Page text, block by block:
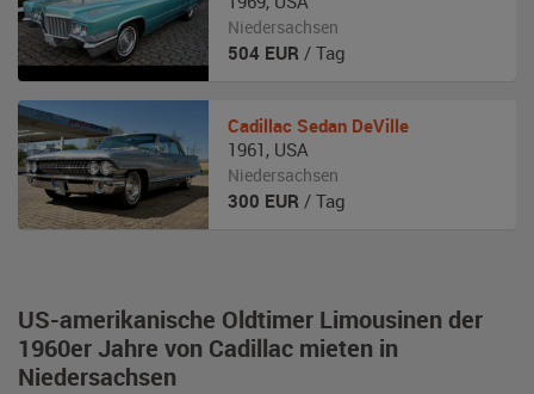
US-amerikanische Oldtimer Limousinen der
1960er Jahre von Cadillac mieten in
Niedersachsen
Niedersachsen
504 EUR / Tag
Cadillac Sedan DeVille
1961 , USA
Niedersachsen
300 EUR / Tag